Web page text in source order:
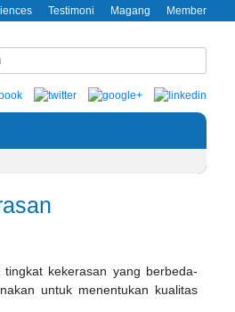
Testimoni Magang Member
kekerasan yang berbeda-
untuk menentukan kualitas